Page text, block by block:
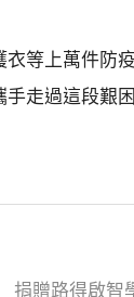
等上萬件防
走過這段艱
捐贈路得啟智